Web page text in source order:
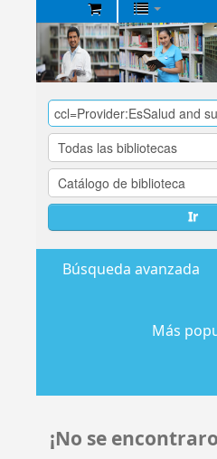
Biblioteca
Central
EsSalud
Ir
Búsqueda avanzada
Más
¡No se